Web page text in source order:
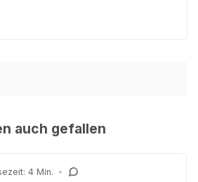
auch gefallen
4 Min. •